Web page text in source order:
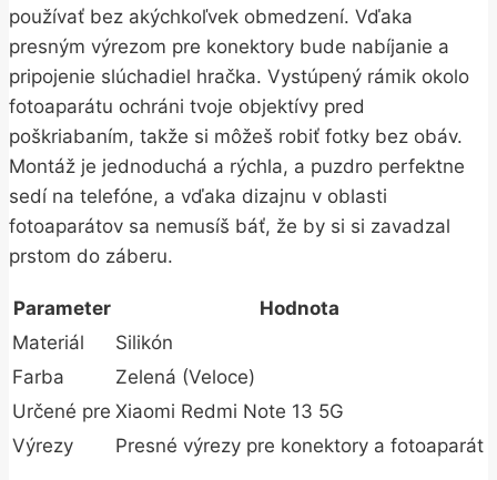
používať bez akýchkoľvek obmedzení. Vďaka
presným výrezom pre konektory bude nabíjanie a
pripojenie slúchadiel hračka. Vystúpený rámik okolo
fotoaparátu ochráni tvoje objektívy pred
poškriabaním, takže si môžeš robiť fotky bez obáv.
Montáž je jednoduchá a rýchla, a puzdro perfektne
sedí na telefóne, a vďaka dizajnu v oblasti
fotoaparátov sa nemusíš báť, že by si si zavadzal
prstom do záberu.
Parameter
Hodnota
Materiál
Silikón
Farba
Zelená (Veloce)
Určené pre Xiaomi Redmi Note 13 5G
Výrezy
Presné výrezy pre konektory a fotoaparát